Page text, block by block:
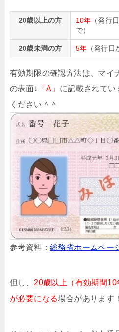
20歳以上の方 10年 （発行
で）
20歳未満の方 5年 （発行日
有効期限の確認方法は、マイ
の表面↓
「A」 に記載されてい
ください＾＾
参考資料： 総務省ホームペー
但し、 20歳以上（有効期間
が必要になる場合があります！